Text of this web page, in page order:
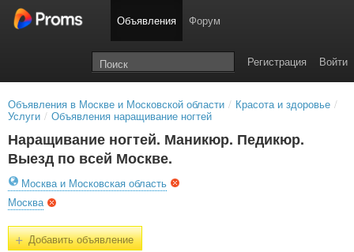
Объявления Форум
Войти
Регистрация
Объявления в Москве и Московской области / Красота и здоровье /
Услуги / Объявления наращивание ногтей
Наращивание ногтей. Маникюр. Педикюр.
Выезд по всей Москве.
Москва и Московская область
Москва
+Добавить объявление